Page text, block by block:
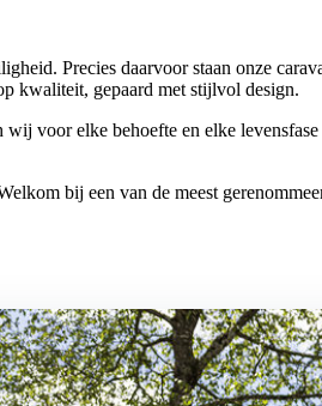
Precies daarvoor staan onze
kwaliteit, gepaard met stijlvol design.
elke behoefte en elke levensfase
bij een van de meest